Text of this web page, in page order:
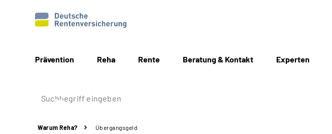
Prävention Reha Rente Beratung & Kontakt Experten
Warum Reha? Übergangsgeld